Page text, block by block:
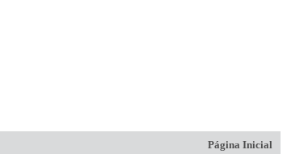
Página Inicial